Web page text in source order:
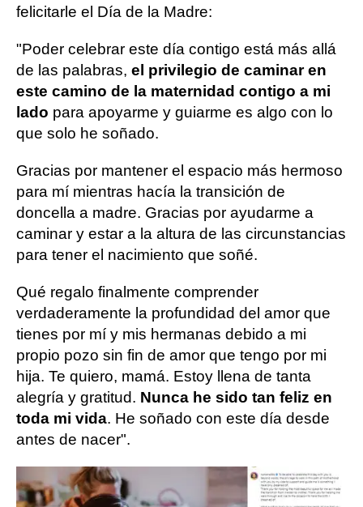
felicitarle el Día de la Madre:
"Poder celebrar este día contigo está más allá
de las palabras, el privilegio de caminar en
este camino de la maternidad contigo a mi
lado para apoyarme y guiarme es algo con lo
que solo he soñado.
Gracias por mantener el espacio más hermoso
para mí mientras hacía la transición de
doncella a madre. Gracias por ayudarme a
caminar y estar a la altura de las circunstancias
para tener el nacimiento que soñé.
Qué regalo finalmente comprender
verdaderamente la profundidad del amor que
tienes por mí y mis hermanas debido a mi
propio pozo sin fin de amor que tengo por mi
hija. Te quiero, mamá. Estoy llena de tanta
alegría y gratitud. Nunca he sido tan feliz en
toda mi vida. He soñado con este día desde
antes de nacer".